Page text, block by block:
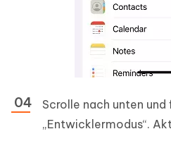
Scrolle nach unten und
„Entwicklermodus“.